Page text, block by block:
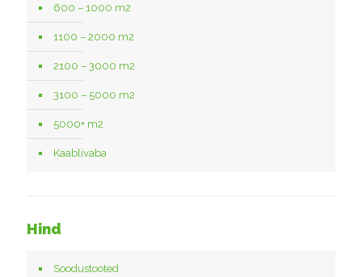
600 – 1000 m2
1100 – 2000 m2
2100 – 3000 m2
3100 – 5000 m2
5000+ m2
Kaablivaba
Hind
Soodustooted